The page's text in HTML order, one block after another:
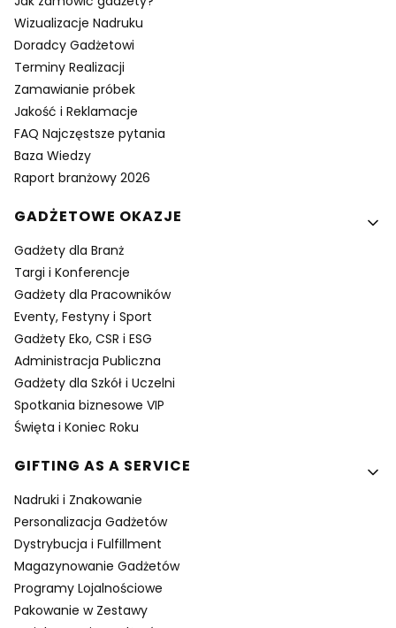
Wizualizacje Nadruku
Doradcy Gadżetowi
Terminy Realizacji
Zamawianie próbek
Jakość i Reklamacje
FAQ Najczęstsze pytania
Baza Wiedzy
Raport branżowy 2026
GADŻETOWE OKAZJE
Gadżety dla Branż
Targi i Konferencje
Gadżety dla Pracowników
Eventy, Festyny i Sport
Gadżety Eko, CSR i ESG
Administracja Publiczna
Gadżety dla Szkół i Uczelni
Spotkania biznesowe VIP
Święta i Koniec Roku
GIFTING AS A SERVICE
Nadruki i Znakowanie
Personalizacja Gadżetów
Dystrybucja i Fulfillment
Magazynowanie Gadżetów
Programy Lojalnościowe
Pakowanie w Zestawy